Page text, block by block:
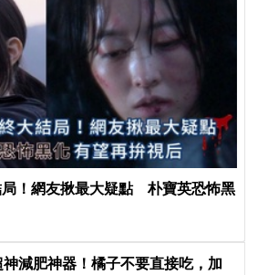
局！網友揪最大疑點 朴寶英恐怖黑
神減肥神器！橘子不要直接吃，加